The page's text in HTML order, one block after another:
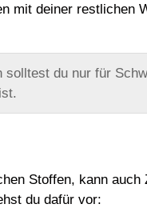
mit deiner restlichen
solltest du nur für
Stoffen, kann
du dafür vor: